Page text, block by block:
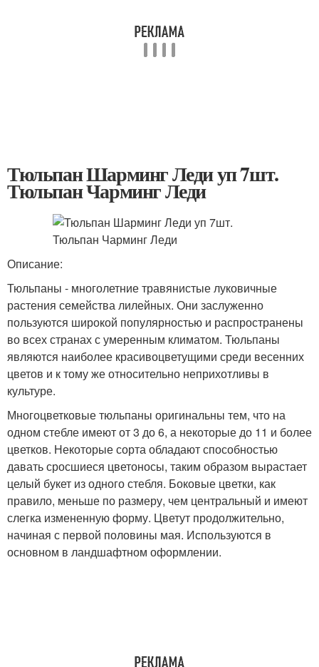
Тюльпан Шарминг Леди уп 7шт.
Тюльпан Чарминг Леди
Описание:
Тюльпаны - многолетние травянистые луковичные
растения семейства лилейных. Они заслуженно
пользуются широкой популярностью и распространены
во всех странах с умеренным климатом. Тюльпаны
являются наиболее красивоцветущими среди весенних
цветов и к тому же относительно неприхотливы в
культуре.
Многоцветковые тюльпаны оригинальны тем, что на
одном стебле имеют от 3 до 6, а некоторые до 11 и более
цветков. Некоторые сорта обладают способностью
давать сросшиеся цветоносы, таким образом вырастает
целый букет из одного стебля. Боковые цветки, как
правило, меньше по размеру, чем центральный и имеют
слегка измененную форму. Цветут продолжительно,
начиная с первой половины мая. Используются в
основном в ландшафтном оформлении.